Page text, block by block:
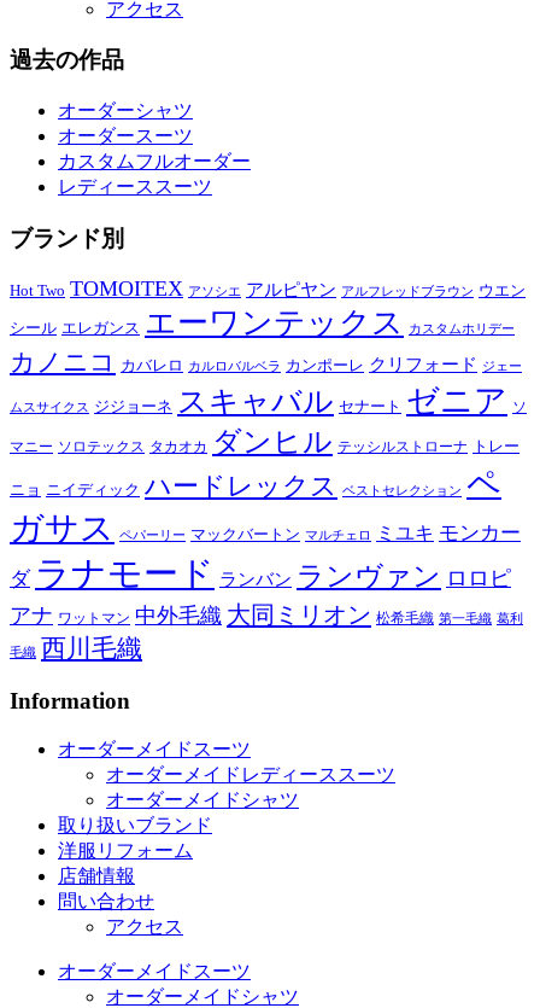
アクセス
過去の作品
オーダーシャツ
オーダースーツ
カスタムフルオーダー
レディーススーツ
ブランド別
Hot Two TOMOITEX アソシエ アルピヤン アルフレッドブラウン ウエン
シール エレガンス エーワンテックス カスタムホリデー
カノニコ カバレロ カルロバルベラ カンポーレ クリフォード ジェー
ムスサイクス ジジョーネ スキャバル セナート ゼニア ソ
マニー ソロテックス タカオカ ダンヒル テッシルストローナ トレー
ニョ ニイディック ハードレックス ベストセレクション ペ
ガサス
ペパーリー マックバートン マルチェロ ミユキ モンカー
ダ ラナモード ランバン ランヴァン ロロピ
アナ ワットマン 中外毛織 大同ミリオン 松希毛織 第一毛織 葛利
毛織 西川毛織
Information
オーダーメイドスーツ
オーダーメイドレディーススーツ
オーダーメイドシャツ
取り扱いブランド
洋服リフォーム
店舗情報
問い合わせ
アクセス
オーダーメイドスーツ
オーダーメイドシャツ